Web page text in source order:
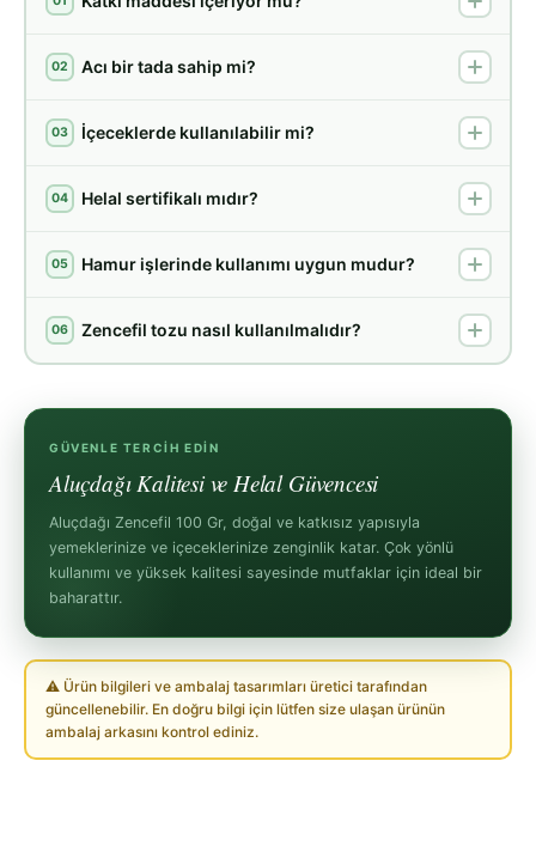
02 Acı bir tada sahip mi?
03 İçeceklerde kullanılabilir mi?
04 Helal sertifikalı mıdır?
05 Hamur işlerinde kullanımı uygun mudur?
06 Zencefil tozu nasıl kullanılmalıdır?
GÜVENLE TERCIH EDIN
Aluçdağı Kalitesi ve Helal Güvencesi
Aluçdağı Zencefil 100 Gr, doğal ve katkısız yapısıyla
yemeklerinize ve içeceklerinize zenginlik katar. Çok yönlü
kullanımı ve yüksek kalitesi sayesinde mutfaklar için ideal bir
baharattır.
⚠ Ürün bilgileri ve ambalaj tasarımları üretici tarafından
güncellenebilir. En doğru bilgi için lütfen size ulaşan ürünün
ambalaj arkasını kontrol ediniz.